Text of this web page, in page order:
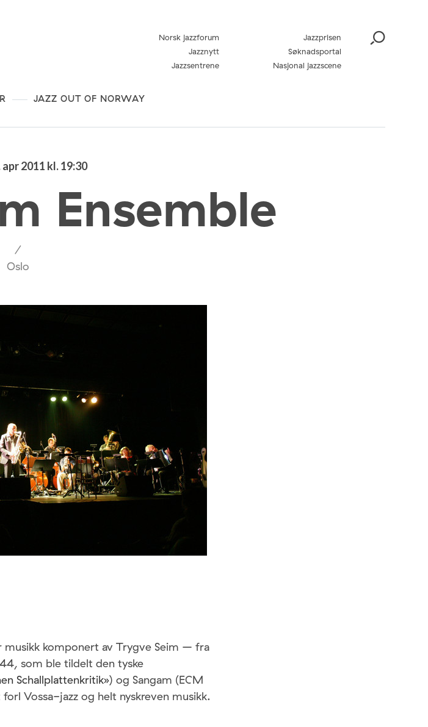
JAZZ OUT OF NORWAY
Norsk jazzforum
Jazzprisen
Jazznytt
Søknadsportal
Jazzsentrene
Nasjonal jazzscene
2011 kl. 19:30
Ensemble
/
Oslo
musikk komponert av Trygve Seim – fra
som ble tildelt den tyske
Schallplattenkritik») og Sangam (ECM
Vossa-jazz og helt nyskreven musikk.